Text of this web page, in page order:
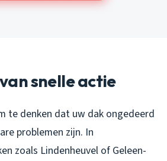
snelle actie
te denken dat uw dak ongedeerd
problemen zijn. In
zoals Lindenheuvel of Geleen-